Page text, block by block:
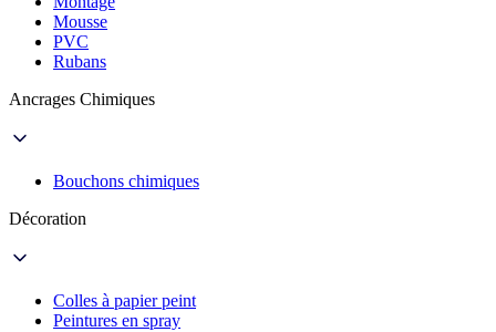
Mousse
PVC
Rubans
Ancrages Chimiques
Bouchons chimiques
Décoration
Colles à papier peint
Peintures en spray